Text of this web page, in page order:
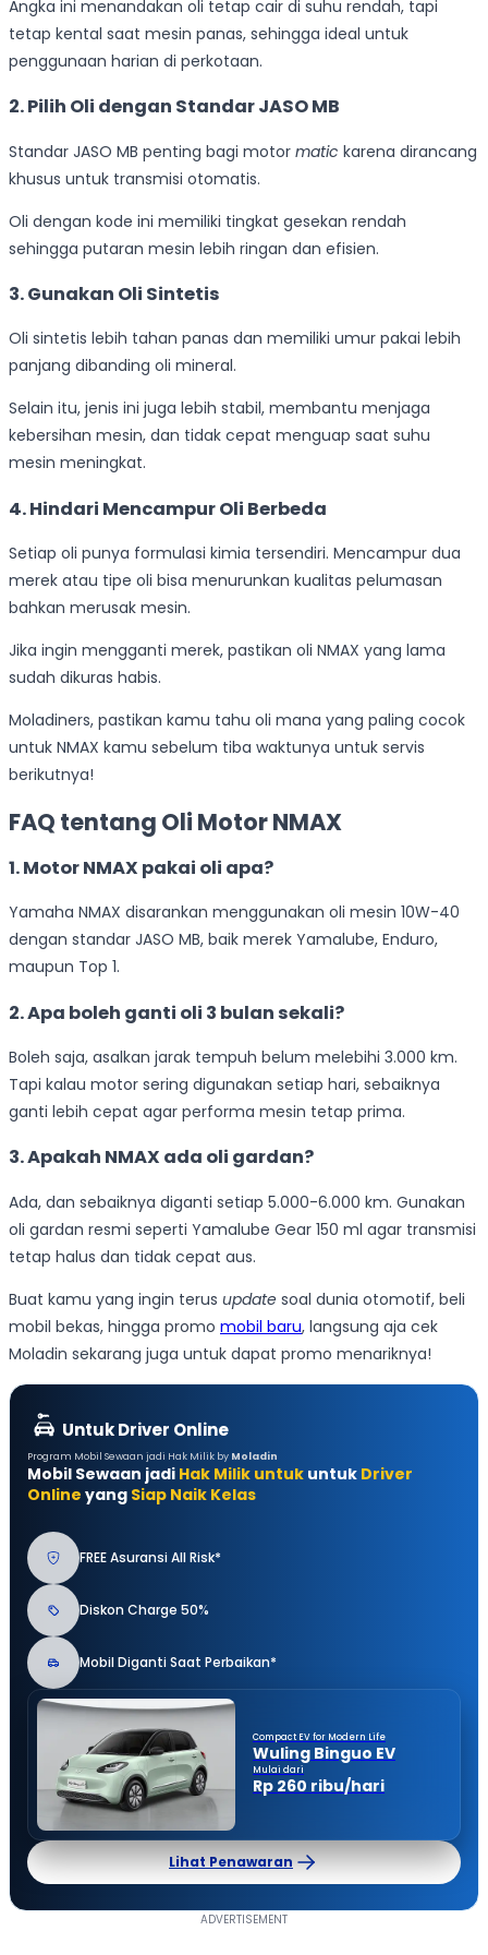
Angka ini menandakan oli tetap cair di suhu rendah, tapi
tetap kental saat mesin panas, sehingga ideal untuk
penggunaan harian di perkotaan.
2. Pilih Oli dengan Standar JASO MB
Standar JASO MB penting bagi motor matic karena dirancang
khusus untuk transmisi otomatis.
Oli dengan kode ini memiliki tingkat gesekan rendah
sehingga putaran mesin lebih ringan dan efisien.
3. Gunakan Oli Sintetis
Oli sintetis lebih tahan panas dan memiliki umur pakai lebih
panjang dibanding oli mineral.
Selain itu, jenis ini juga lebih stabil, membantu menjaga
kebersihan mesin, dan tidak cepat menguap saat suhu
mesin meningkat.
4. Hindari Mencampur Oli Berbeda
Setiap oli punya formulasi kimia tersendiri. Mencampur dua
merek atau tipe oli bisa menurunkan kualitas pelumasan
bahkan merusak mesin.
Jika ingin mengganti merek, pastikan oli NMAX yang lama
sudah dikuras habis.
Moladiners, pastikan kamu tahu oli mana yang paling cocok
untuk NMAX kamu sebelum tiba waktunya untuk servis
berikutnya!
FAQ tentang Oli Motor NMAX
1. Motor NMAX pakai oli apa?
Yamaha NMAX disarankan menggunakan oli mesin 10W-40
dengan standar JASO MB, baik merek Yamalube, Enduro,
maupun Top 1.
2. Apa boleh ganti oli 3 bulan sekali?
Boleh saja, asalkan jarak tempuh belum melebihi 3.000 km.
Tapi kalau motor sering digunakan setiap hari, sebaiknya
ganti lebih cepat agar performa mesin tetap prima.
3. Apakah NMAX ada oli gardan?
Ada, dan sebaiknya diganti setiap 5.000-6.000 km. Gunakan
oli gardan resmi seperti Yamalube Gear 150 ml agar transmisi
tetap halus dan tidak cepat aus.
Buat kamu yang ingin terus update soal dunia otomotif, beli
mobil bekas, hingga promo mobil baru, langsung aja cek
Moladin sekarang juga untuk dapat promo menariknya!
Untuk Driver Online
Program Mobil Sewaan jadi Hak Milik by Moladin
Mobil Sewaan jadi Hak Milik untuk untuk Driver
Online yang Siap Naik Kelas
FREE Asuransi All Risk*
Diskon Charge 50%
Mobil Diganti Saat Perbaikan*
Compact EV for Modern Life
Wuling Binguo EV
Mulai dari
Rp 260 ribu/hari
Lihat Penawaran